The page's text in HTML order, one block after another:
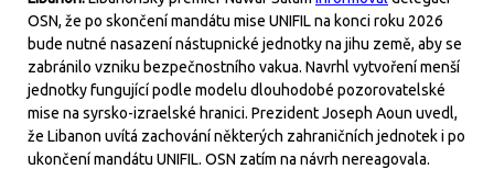
OSN, že po skončení mandátu mise UNIFIL na konci roku 2026
bude nutné nasazení nástupnické jednotky na jihu země, aby se
zabránilo vzniku bezpečnostního vakua. Navrhl vytvoření menší
jednotky fungující podle modelu dlouhodobé pozorovatelské
mise na syrsko-izraelské hranici. Prezident Joseph Aoun uvedl,
že Libanon uvítá zachování některých zahraničních jednotek i po
ukončení mandátu UNIFIL. OSN zatím na návrh nereagovala.